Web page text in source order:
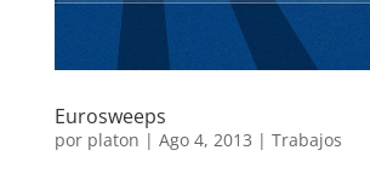
Eurosweeps
por platon | Ago 4, 2013 | Trabajos